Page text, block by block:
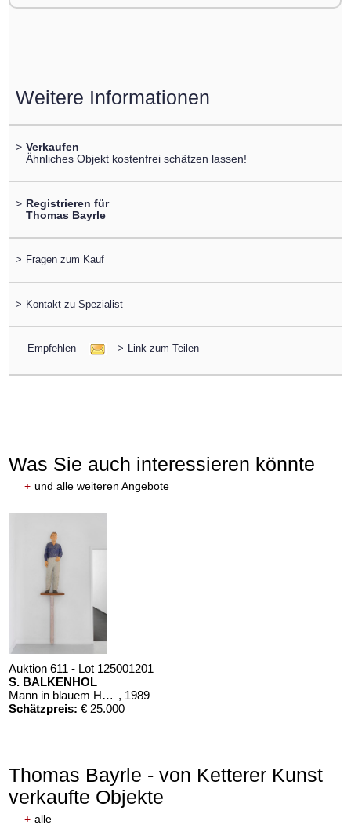
Weitere Informationen
> Verkaufen
Ähnliches Objekt kostenfrei schätzen lassen!
> Registrieren für
Thomas Bayrle
> Fragen zum Kauf
> Kontakt zu Spezialist
Empfehlen > Link zum Teilen
Was Sie auch interessieren könnte
+ und alle weiteren Angebote
Auktion 611 - Lot 125001201
S. BALKENHOL
Mann in blauem Hemd , 1989
Schätzpreis: € 25.000
Thomas Bayrle - von Ketterer Kunst
verkaufte Objekte
+ alle